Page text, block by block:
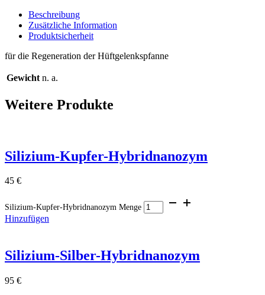
Beschreibung
Zusätzliche Information
Produktsicherheit
für die Regeneration der Hüftgelenkspfanne
Gewicht n. a.
Weitere Produkte
Silizium-Kupfer-Hybridnanozym
45 €
Silizium-Kupfer-Hybridnanozym Menge
Hinzufügen
Silizium-Silber-Hybridnanozym
95 €